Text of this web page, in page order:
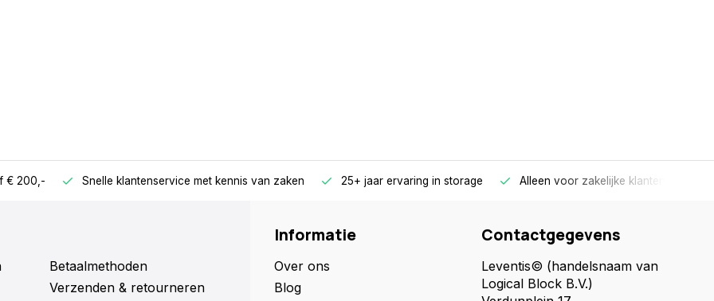
€ 200,- Snelle klantenservice met kennis van zaken 25+ jaar ervaring in storage Alleen voor zakelijke klanten
Betaalmethoden
Verzenden & retourneren
Informatie
Over ons
Blog
Contactgegevens
Leventis© (handelsnaam van
Logical Block B.V.)